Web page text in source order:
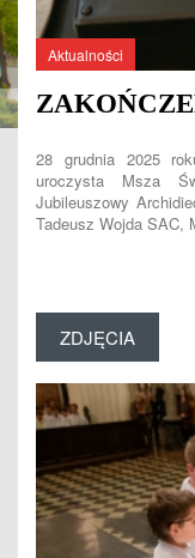
Aktualności
28 grudnia 2025
uroczysta Msza
Jubileuszowy
Tadeusz Wojda
ZDJĘCIA